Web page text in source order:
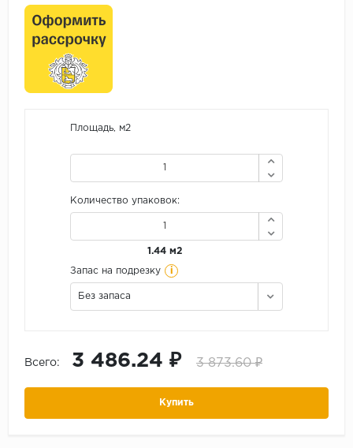
Площадь, м2
Количество упаковок:
1.44 м2
Запас на подрезку i
Без запаса
Всего: 3 486.24 ₽ 3 873.60 ₽
Купить